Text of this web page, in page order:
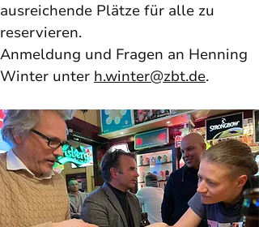
ausreichende Plätze für alle zu
reservieren.
Anmeldung und Fragen an Henning
Winter unter h.winter@zbt.de.